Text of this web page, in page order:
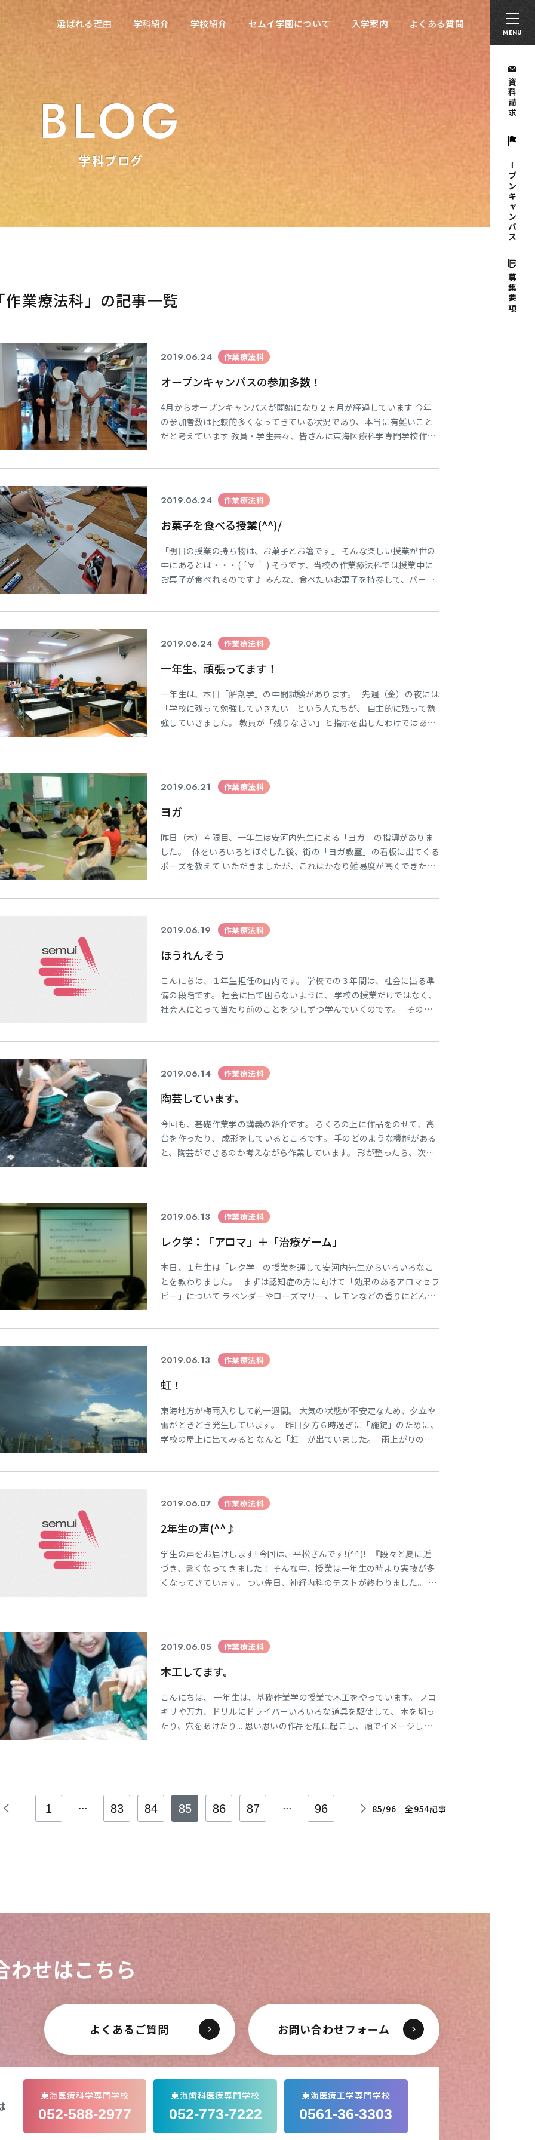
MENU
選ばれる理由 学科紹介 学校紹介 セムイ学園について 入学案内 よくある質問
資料請求
オープンキャンパス
募集要項
採用担当者の方へ 留学生の方へ
選ばれる理由 学科紹介 学校紹介
東海医療科学専門学校
東海歯科医療専門学校
セムイ学園について 入学案内 よくある質問
BLOG
学科ブログ
｢作業療法科」の記事一覧
2019.06.24 作業療法科
オープンキャンパスの参加多数！
4月からオープンキャンパスが開始になり２ヵ月が経過しています 今年
の参加者数は比較的多くなってきている状況であり、本当に有難いこと
だと考えています 教員・学生共々、皆さんに東海医療科学専門学校作業
2019.06.24 作業療法科
お菓子を食べる授業(^^)/
「明日の授業の持ち物は、お菓子とお箸です」 そんな楽しい授業が世の
中にあるとは・・・( ´∀｀ ) そうです、当校の作業療法科では授業中に
お菓子が食べれるのです♪ みんな、食べたいお菓子を持参して、パーテ
2019.06.24 作業療法科
一年生、頑張ってます！
一年生は、本日「解剖学」の中間試験があります。 先週（金）の夜には
「学校に残って勉強していきたい」という人たちが、 自主的に残って勉
強していきました。 教員が「残りなさい」と指示を出したわけではあり
2019.06.21 作業療法科
ヨガ
昨日（木）４限目、一年生は安河内先生による「ヨガ」の指導がありま
した。 体をいろいろとほぐした後、街の「ヨガ教室」の看板に出てくる
ポーズを教えて いただきましたが、これはかなり難易度が高くできた人
2019.06.19 作業療法科
ほうれんそう
こんにちは、１年生担任の山内です。 学校での３年間は、社会に出る準
備の段階です。 社会に出て困らないように、 学校の授業だけではなく、
社会人にとって当たり前のことを 少しずつ学んでいくのです。 その中
2019.06.14 作業療法科
陶芸しています。
今回も、基礎作業学の講義の紹介です。 ろくろの上に作品をのせて、高
台を作ったり、 成形をしているところです。 手のどのような機能がある
と、陶芸ができるのか考えながら作業しています。 形が整ったら、次は
2019.06.13 作業療法科
レク学：「アロマ」＋「治療ゲーム」
本日、１年生は「レク学」の授業を通して安河内先生からいろいろなこ
とを教わりました。 まずは認知症の方に向けて「効果のあるアロマセラ
ピー」について ラベンダーやローズマリー、レモンなどの香りにどんな
2019.06.13 作業療法科
虹！
東海地方が梅雨入りして約一週間。 大気の状態が不安定なため、夕立や
雷がときどき発生しています。 昨日夕方６時過ぎに「施錠」のために、
学校の屋上に出てみると なんと「虹」が出ていました。 雨上がりの夕
2019.06.07 作業療法科
2年生の声(^^♪
学生の声をお届けします! 今回は、平松さんです!(^^)! 『段々と夏に近
づき、暑くなってきました！ そんな中、授業は一年生の時より実技が多
くなってきています。 つい先日、神経内科のテストが終わりました。 覚
2019.06.05 作業療法科
木工してます。
こんにちは、 一年生は、基礎作業学の授業で木工をやっています。 ノコ
ギリや万力、ドリルにドライバーいろいろな道具を駆使して、 木を切っ
たり、穴をあけたり... 思い思いの作品を紙に起こし、頭でイメージしな
1 ... 83 84 85 86 87 ... 96 85/96 全954記事
わせはこちら
よくあるご質問 お問い合わせフォーム
東海医療科学専門学校
052-588-2977
東海歯科医療専門学校
052-773-7222
東海医療工学専門学校
0561-36-3303
東海歯科医療
専門学校
東海医療工学
専門学校
東海歯科医療
専門学校
東海医療工学
専門学校
東海歯科医療
専門学校
東海医療工学
専門学校
東海歯科医療
専門学校
東海医療工学
専門学校